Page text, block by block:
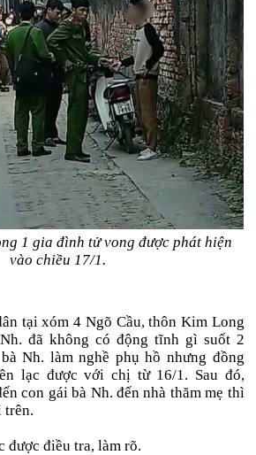
1 gia đình tử vong được phát hiện
vào chiều 17/1.
tại xóm 4 Ngõ Cầu, thôn Kim Long
đã không có động tĩnh gì suốt 2
Nh. làm nghề phụ hồ nhưng đồng
lạc được với chị từ 16/1. Sau đó,
con gái bà Nh. đến nhà thăm mẹ thì
trên.
được điều tra, làm rõ.